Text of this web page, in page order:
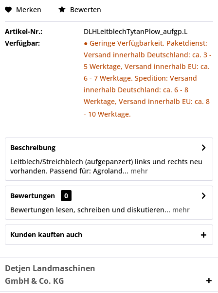
Merken Bewerten
Artikel-Nr.:
DLHLeitblechTytanPlow_aufgp.L
Verfügbar:
● Geringe Verfügbarkeit. Paketdienst:
Versand innerhalb Deutschland: ca. 3 -
5 Werktage, Versand innerhalb EU: ca.
6 - 7 Werktage. Spedition: Versand
innerhalb Deutschland: ca. 6 - 8
Werktage, Versand innerhalb EU: ca. 8
- 10 Werktage.
Beschreibung
Leitblech/Streichblech (aufgepanzert) links und rechts neu
vorhanden. Passend für: Agroland... mehr
Bewertungen
0
Bewertungen lesen, schreiben und diskutieren... mehr
Kunden kauften auch
Detjen Landmaschinen
GmbH & Co. KG